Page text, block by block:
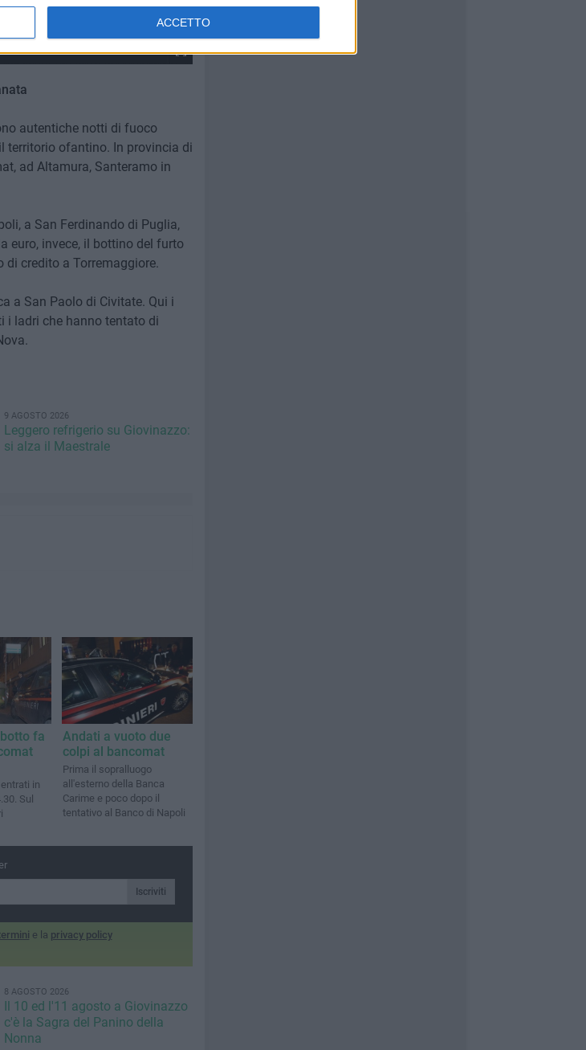
ACCETTO
autentiche notti di fuoco
territorio ofantino. In provincia di
ad Altamura, Santeramo in
a San Ferdinando di Puglia,
euro, invece, il bottino del furto
credito a Torremaggiore.
a San Paolo di Civitate. Qui i
i ladri che hanno tentato di
9 AGOSTO 2026
Leggero refrigerio su Giovinazzo:
si alza il Maestrale
fa
in
Sul
Andati a vuoto due
colpi al bancomat
Prima il sopralluogo
all'esterno della Banca
Carime e poco dopo il
tentativo al Banco di Napoli
Iscriviti
e la privacy policy
8 AGOSTO 2026
Il 10 ed l'11 agosto a Giovinazzo
c'è la Sagra del Panino della
Nonna